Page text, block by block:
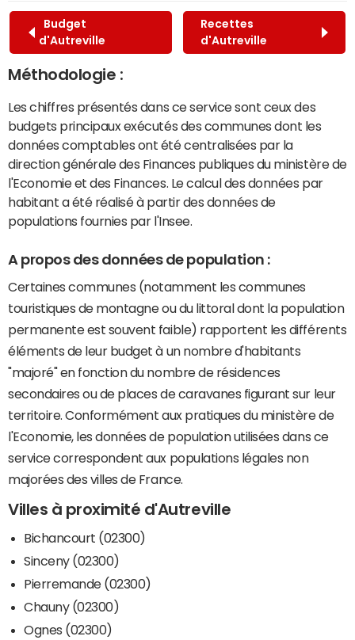
Budget
d'Autreville
Recettes
d'Autreville
Méthodologie :
Les chiffres présentés dans ce service sont ceux des
budgets principaux exécutés des communes dont les
données comptables ont été centralisées par la
direction générale des Finances publiques du ministère de
l'Economie et des Finances. Le calcul des données par
habitant a été réalisé à partir des données de
populations fournies par l'Insee.
A propos des données de population :
Certaines communes (notamment les communes
touristiques de montagne ou du littoral dont la population
permanente est souvent faible) rapportent les différents
éléments de leur budget à un nombre d'habitants
"majoré" en fonction du nombre de résidences
secondaires ou de places de caravanes figurant sur leur
territoire. Conformément aux pratiques du ministère de
l'Economie, les données de population utilisées dans ce
service correspondent aux populations légales non
majorées des villes de France.
Villes à proximité d'Autreville
Bichancourt (02300)
Sinceny (02300)
Pierremande (02300)
Chauny (02300)
Ognes (02300)